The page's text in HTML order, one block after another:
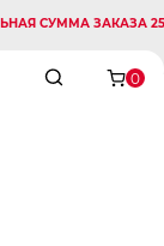
250 000 РУБЛЕЙ
0